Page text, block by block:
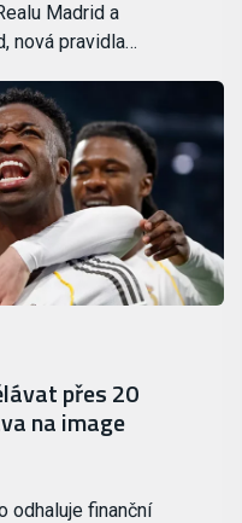
Madrid a
nová pravidla…
přes 20
na image
odhaluje finanční